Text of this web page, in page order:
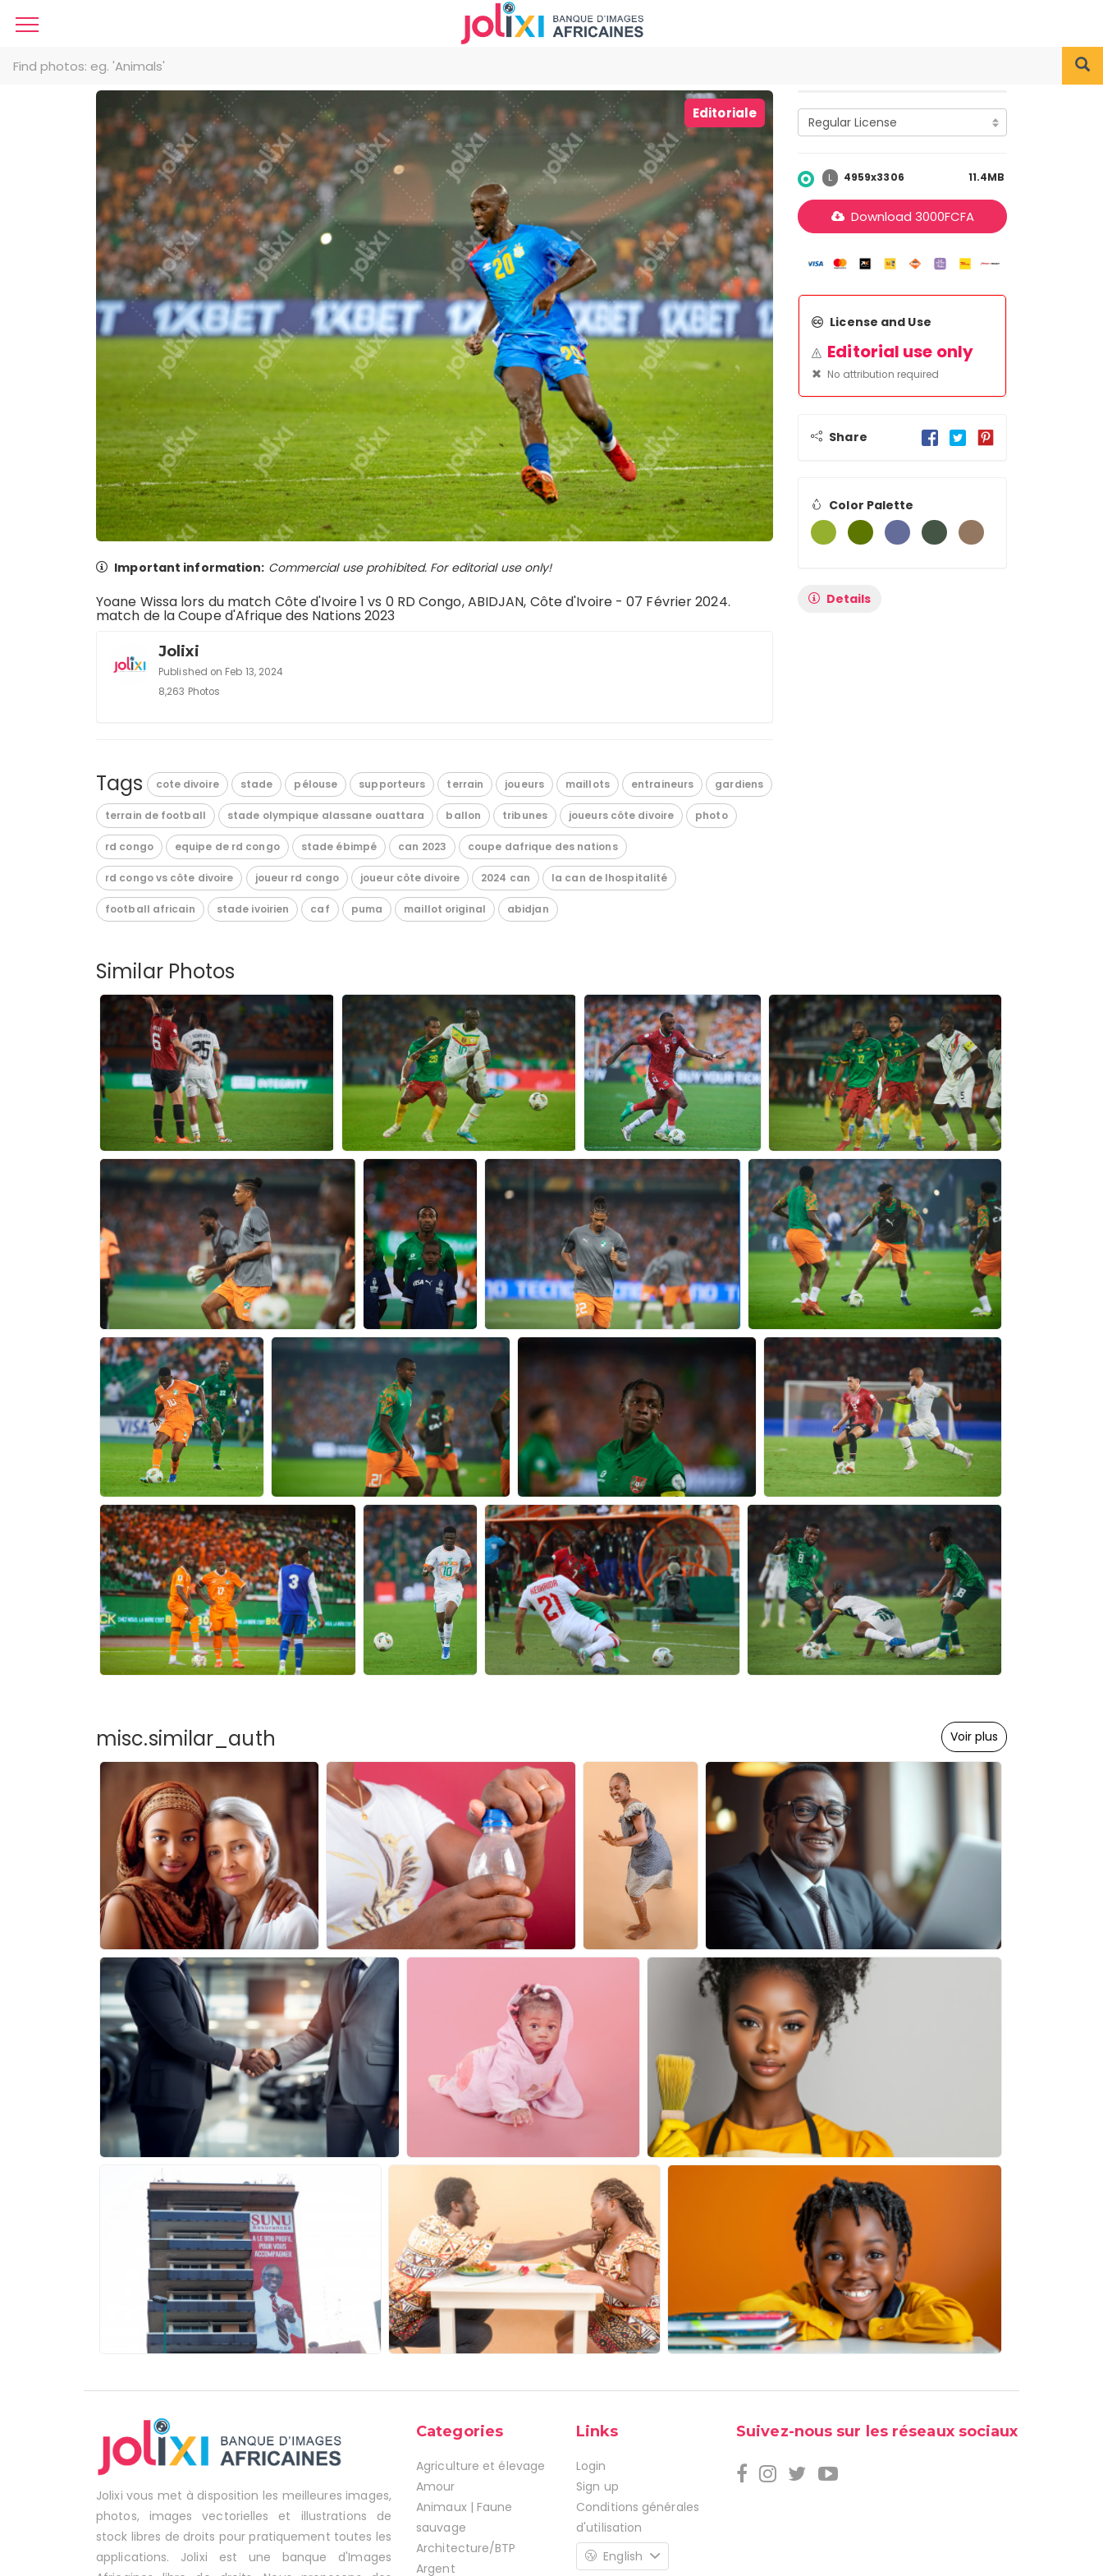
Editoriale
Important information: Commercial use prohibited. For editorial use only!
Yoane Wissa lors du match Côte d'Ivoire 1 vs 0 RD Congo, ABIDJAN, Côte d'Ivoire - 07 Février 2024.
match de la Coupe d'Afrique des Nations 2023
Jolixi
Published on Feb 13, 2024
8,263 Photos
Tags cote divoire stade pélouse supporteurs terrain joueurs maillots entraineurs gardiens
terrain de football stade olympique alassane ouattara ballon tribunes joueurs côte divoire photo
rd congo equipe de rd congo stade ébimpé can 2023 coupe dafrique des nations
rd congo vs côte divoire joueur rd congo joueur côte divoire 2024 can la can de lhospitalité
football africain stade ivoirien caf puma maillot original abidjan
L 4959x3306 11.4MB
Download 3000FCFA
License and Use
Editorial use only
No attribution required
Share
Color Palette
Details
Similar Photos
misc.similar_auth Voir plus
Jolixi vous met à disposition les meilleures images,
photos, images vectorielles et illustrations de
stock libres de droits pour pratiquement toutes les
applications. Jolixi est une banque d'Images
Categories
Agriculture et élevage
Amour
Animaux | Faune
sauvage
Architecture/BTP
Argent
Links
Login
Sign up
Conditions générales
d'utilisation
English
Suivez-nous sur les réseaux sociaux